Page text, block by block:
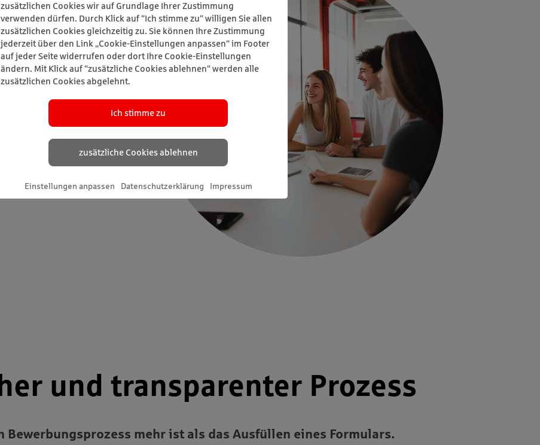
zusätzlichen Cookies wir auf Grundlage Ihrer Zustimmung
verwenden dürfen. Durch Klick auf “Ich stimme zu“ willigen Sie allen
zusätzlichen Cookies gleichzeitig zu. Sie können Ihre Zustimmung
jederzeit über den Link „Cookie-Einstellungen anpassen“ im Footer
auf jeder Seite widerrufen oder dort Ihre Cookie-Einstellungen
ändern. Mit Klick auf “zusätzliche Cookies ablehnen“ werden alle
zusätzlichen Cookies abgelehnt.
Ich stimme zu
zusätzliche Cookies ablehnen
Einstellungen anpassen Datenschutzerklärung Impressum